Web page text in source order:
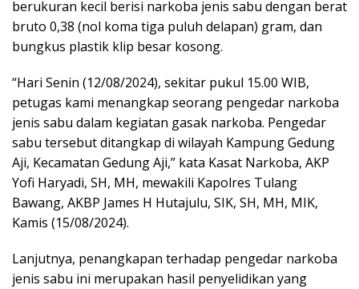
berukuran kecil berisi narkoba jenis sabu dengan berat
bruto 0,38 (nol koma tiga puluh delapan) gram, dan
bungkus plastik klip besar kosong.
“Hari Senin (12/08/2024), sekitar pukul 15.00 WIB,
petugas kami menangkap seorang pengedar narkoba
jenis sabu dalam kegiatan gasak narkoba. Pengedar
sabu tersebut ditangkap di wilayah Kampung Gedung
Aji, Kecamatan Gedung Aji,” kata Kasat Narkoba, AKP
Yofi Haryadi, SH, MH, mewakili Kapolres Tulang
Bawang, AKBP James H Hutajulu, SIK, SH, MH, MIK,
Kamis (15/08/2024).
Lanjutnya, penangkapan terhadap pengedar narkoba
jenis sabu ini merupakan hasil penyelidikan yang